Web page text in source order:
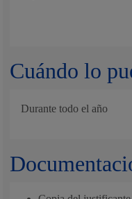
Cuándo lo
Durante todo el año